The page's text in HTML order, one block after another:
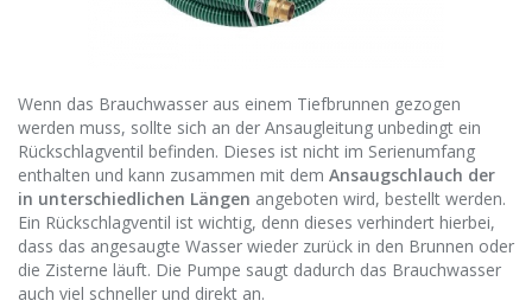
Wenn das Brauchwasser aus einem Tiefbrunnen gezogen
werden muss, sollte sich an der Ansaugleitung unbedingt ein
Rückschlagventil befinden. Dieses ist nicht im Serienumfang
enthalten und kann zusammen mit dem Ansaugschlauch der
in unterschiedlichen Längen angeboten wird, bestellt werden.
Ein Rückschlagventil ist wichtig, denn dieses verhindert hierbei,
dass das angesaugte Wasser wieder zurück in den Brunnen oder
die Zisterne läuft. Die Pumpe saugt dadurch das Brauchwasser
auch viel schneller und direkt an.